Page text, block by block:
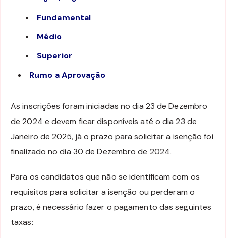
Fundamental
Médio
Superior
Rumo a Aprovação
As inscrições foram iniciadas no dia 23 de Dezembro
de 2024 e devem ficar disponíveis até o dia 23 de
Janeiro de 2025, já o prazo para solicitar a isenção foi
finalizado no dia 30 de Dezembro de 2024.
Para os candidatos que não se identificam com os
requisitos para solicitar a isenção ou perderam o
prazo, é necessário fazer o pagamento das seguintes
taxas: